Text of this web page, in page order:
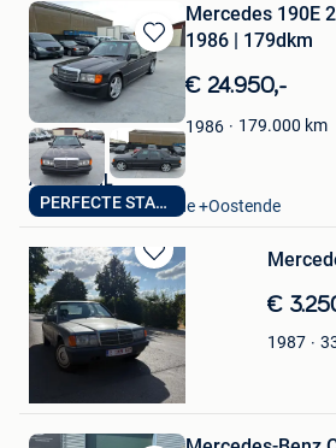
Bewaren
in
Mijn
Favorieten
PERFECTE STAAT
Mercedes 190E
1986 | 179dkm
€ 24.950,-
1986 179.000 km
AUTO'S SIL
Oostende Zandvoorde +Oostende
Bewaren
in
Mijn
Favorieten
€
1987
Jan pieter